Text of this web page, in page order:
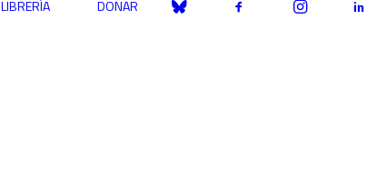
LIBRERÍA DONAR